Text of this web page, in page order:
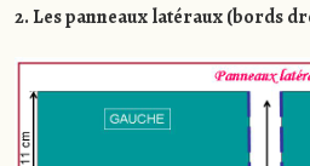
2. Les panneaux latéraux (bords